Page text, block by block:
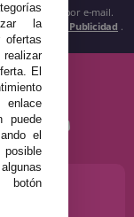
y tendencias por e-mail.
la Política de Publicidad .
la
ofertas
El
puede
el
botón